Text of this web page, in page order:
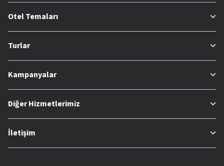
Otel Temaları
Turlar
Kampanyalar
Diğer Hizmetlerimiz
İletişim